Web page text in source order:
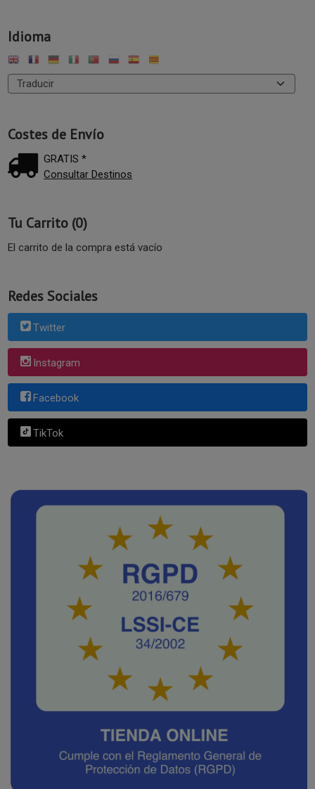
Idioma
Costes de Envío
GRATIS *
Consultar Destinos
Tu Carrito (0)
El carrito de la compra está vacío
Redes Sociales
Twitter
Instagram
Facebook
TikTok